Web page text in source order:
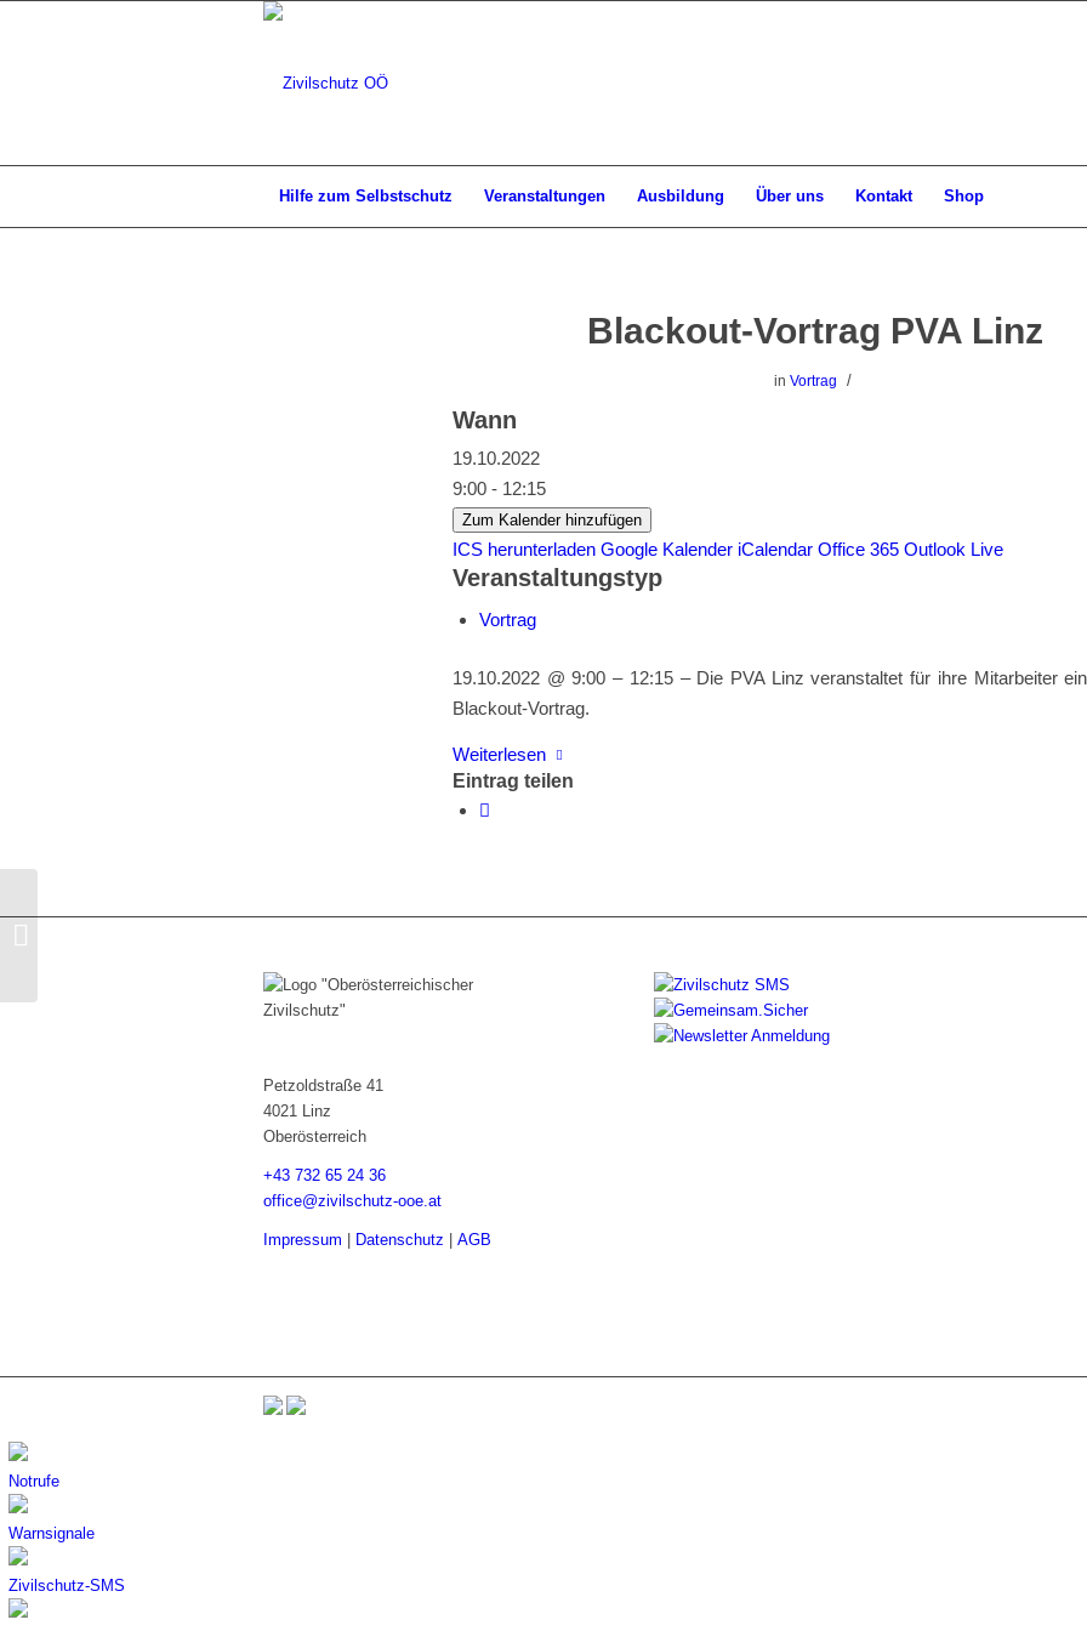
Hilfe zum Selbstschutz Veranstaltungen Ausbildung Über uns Kontakt Shop
Blackout-Vortrag PVA Linz
in Vortrag /
Wann
19.10.2022
9:00 - 12:15
Zum Kalender hinzufügen
ICS herunterladen Google Kalender iCalendar Office 365 Outlook Live
Veranstaltungstyp
Vortrag
19.10.2022 @ 9:00 – 12:15 – Die PVA Linz veranstaltet für ihre Mitarbeiter
Blackout-Vortrag.
Weiterlesen
Eintrag teilen
Petzoldstraße 41
4021 Linz
Oberösterreich
+43 732 65 24 36
office@zivilschutz-ooe.at
Impressum Datenschutz AGB
Blackout-Vortrag Sozialhilfeverband
Notrufe
Warnsignale
Zivilschutz-SMS